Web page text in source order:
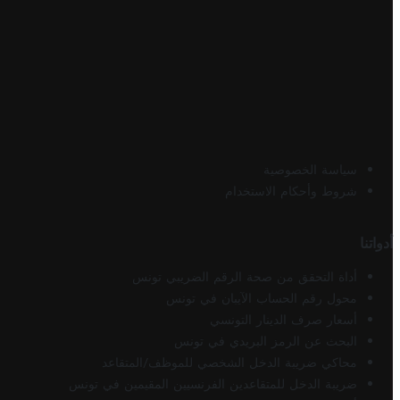
سياسة الخصوصية
شروط وأحكام الاستخدام
أدواتنا
أداة التحقق من صحة الرقم الضريبي تونس
محول رقم الحساب الآيبان في تونس
أسعار صرف الدينار التونسي
البحث عن الرمز البريدي في تونس
محاكي ضريبة الدخل الشخصي للموظف/المتقاعد
ضريبة الدخل للمتقاعدين الفرنسيين المقيمين في تونس